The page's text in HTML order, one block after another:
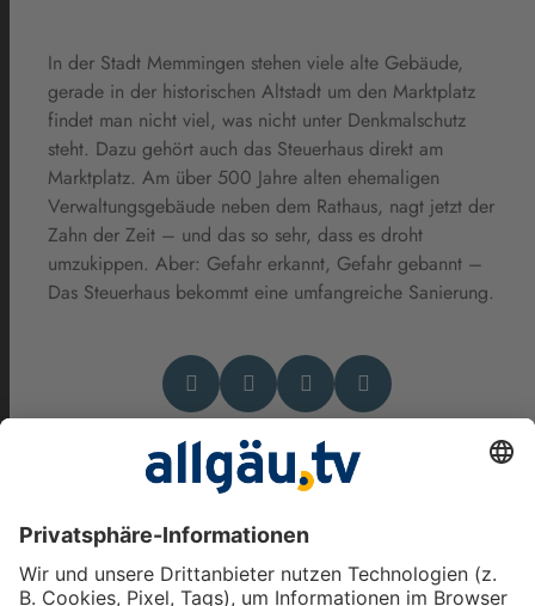
In der Stadt Memmingen stehen viele alte Gebäude,
gerade in der historischen Altstadt um den Marktplatz
findet man nicht viel, was nicht unter Denkmalschutz
steht. Dazu gehört auch das Steuerhaus direkt am
Marktplatz. Am über 500 Jahre alten ehemaligen
Verwaltungsgebäude neben dem Rathaus, nagt jetzt der
Zahn der Zeit – und das so sehr, dass es droht
umzukippen. Aber: Gefahr erkannt, Gefahr gebannt –
Das Steuerhaus bekommt eine umfangreiche Sanierung.
Das könnte Dich auch
interessieren